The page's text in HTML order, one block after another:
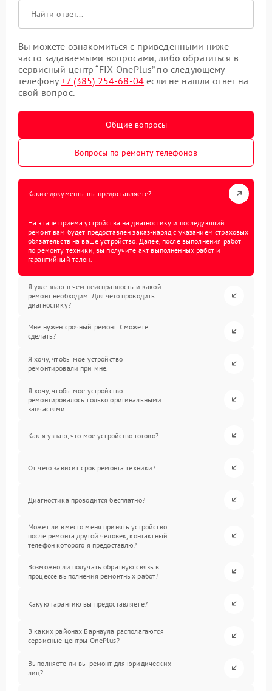
Вы можете ознакомиться с приведенными ниже
часто задаваемыми вопросами, либо обратиться в
сервисный центр “FIX-OnePlus” по следующему
телефону+7 (385) 254-68-04 если не нашли ответ на
свой вопрос.
Общие вопросы
Вопросы по ремонту телефонов
Какие документы вы предоставляете?
На этапе приема устройства на диагностику и последующий
ремонт вам будет предоставлен заказ-наряд с указанием страховых
обязательств на ваше устройство. Далее, после выполнения работ
по ремонту техники, вы получите акт выполненных работ и
гарантийный талон.
Я уже знаю в чем неисправность и какой
ремонт необходим. Для чего проводить
диагностику?
Мне нужен срочный ремонт. Сможете
сделать?
Я хочу, чтобы мое устройство
ремонтировали при мне.
Я хочу, чтобы мое устройство
ремонтировалось только оригинальными
запчастями.
Как я узнаю, что мое устройство готово?
От чего зависит срок ремонта техники?
Диагностика проводится бесплатно?
Может ли вместо меня принять устройство
после ремонта другой человек, контактный
телефон которого я предоставлю?
Возможно ли получать обратную связь в
процессе выполнения ремонтных работ?
Какую гарантию вы предоставляете?
В каких районах Барнаула располагаются
сервисные центры OnePlus?
Выполняете ли вы ремонт для юридических
лиц?